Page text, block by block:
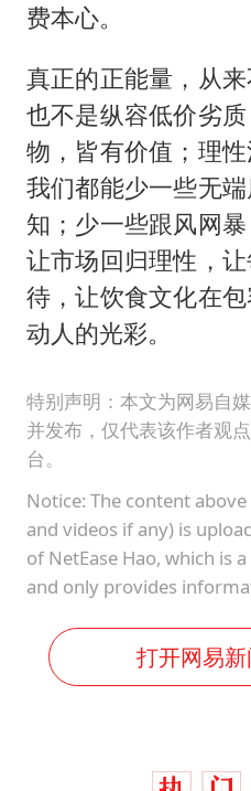
费本心。
真正的正能量，从
也不是纵容低价劣
物，皆有价值；理
我们都能少一些无
知；少一些跟风网
让市场回归理性，
待，让饮食文化在
动人的光彩。
特别声明：本文为网易自
并发布，仅代表该作者观
台。
Notice: The content
and videos if any) is
of NetEase Hao, which is
and only provides
打开网易